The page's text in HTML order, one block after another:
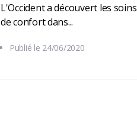
L'Occident a découvert les soins
de confort dans...
Publié le 24/06/2020